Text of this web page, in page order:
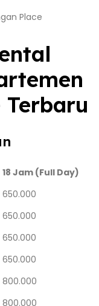
18 Jam (Full Day)
650.000
650.000
650.000
650.000
800.000
800.000